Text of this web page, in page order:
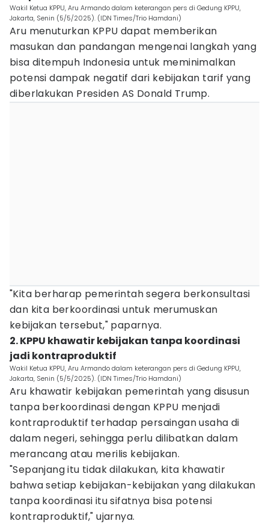
Wakil Ketua KPPU, Aru Armando dalam keterangan pers di Gedung KPPU,
Jakarta, Senin (5/5/2025). (IDN Times/Trio Hamdani)
Aru menuturkan KPPU dapat memberikan
masukan dan pandangan mengenai langkah yang
bisa ditempuh Indonesia untuk meminimalkan
potensi dampak negatif dari kebijakan tarif yang
diberlakukan Presiden AS Donald Trump.
"Kita berharap pemerintah segera berkonsultasi
dan kita berkoordinasi untuk merumuskan
kebijakan tersebut," paparnya.
2. KPPU khawatir kebijakan tanpa koordinasi
jadi kontraproduktif
Wakil Ketua KPPU, Aru Armando dalam keterangan pers di Gedung KPPU,
Jakarta, Senin (5/5/2025). (IDN Times/Trio Hamdani)
Aru khawatir kebijakan pemerintah yang disusun
tanpa berkoordinasi dengan KPPU menjadi
kontraproduktif terhadap persaingan usaha di
dalam negeri, sehingga perlu dilibatkan dalam
merancang atau merilis kebijakan.
"Sepanjang itu tidak dilakukan, kita khawatir
bahwa setiap kebijakan-kebijakan yang dilakukan
tanpa koordinasi itu sifatnya bisa potensi
kontraproduktif," ujarnya.